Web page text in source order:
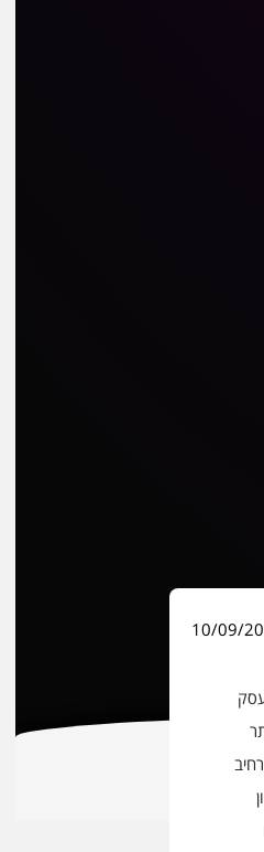
10/09/